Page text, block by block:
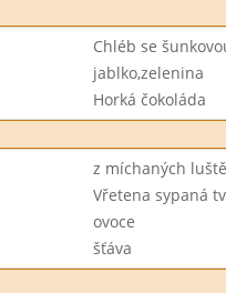
Chléb se
jablko,zelenina
Horká čokoláda
z míchaných
Vřetena sypaná
ovoce
šťáva